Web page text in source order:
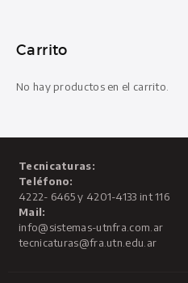
Carrito
No hay productos en el carrito.
Tecnicaturas:
Teléfono:
4222- 6465 y 4201-4133 int 116
Mail:
info@sistemas-utnfra.com.ar
tecnicaturas@fra.utn.edu.ar